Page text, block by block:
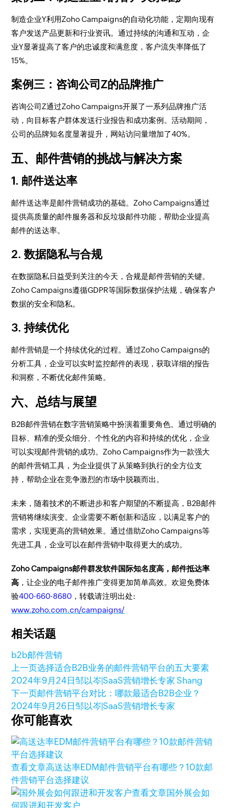
制造企业Y利用Zoho Campaigns的自动化功能，定期向现有
客户发送产品更新和行业资讯。通过持续的沟通和互动，企
业Y显著提高了客户的忠诚度和满意度，客户流失率降低了
15%。
案例三：咨询公司Z的品牌推广
咨询公司Z通过Zoho Campaigns开展了一系列品牌推广活
动，向目标客户群体发送行业报告和成功案例。活动期间，
公司的品牌知名度显著提升，网站访问量增加了40%。
五、邮件营销的挑战与解决方案
1. 邮件送达率
邮件送达率是邮件营销成功的基础。Zoho Campaigns通过
提供高质量的邮件服务器和反垃圾邮件功能，帮助企业提高
邮件的送达率。
2. 数据隐私与合规
在数据隐私日益受到关注的今天，合规是邮件营销的关键。
Zoho Campaigns遵循GDPR等国际数据保护法规，确保客户
数据的安全和隐私。
3. 持续优化
邮件营销是一个持续优化的过程。通过Zoho Campaigns的
分析工具，企业可以实时监控邮件的表现，获取详细的报告
和洞察，不断优化邮件策略。
六、总结与展望
B2B邮件营销在数字营销策略中扮演着重要角色。通过明确的
目标、精准的受众细分、个性化的内容和持续的优化，企业
可以实现邮件营销的成功。Zoho Campaigns作为一款强大
的邮件营销工具，为企业提供了从策略到执行的全方位支
持，帮助企业在竞争激烈的市场中脱颖而出。
未来，随着技术的不断进步和客户期望的不断提高，B2B邮件
营销将继续演变。企业需要不断创新和适应，以满足客户的
需求，实现更高的营销效果。通过借助Zoho Campaigns等
先进工具，企业可以在邮件营销中取得更大的成功。
Zoho Campaigns邮件群发软件国际知名度高，邮件抵达率
高 ，让企业的电子邮件推广变得更加简单高效。欢迎免费体
验400-660-8680 ，转载请注明出处:
www.zoho.com.cn/campaigns/
相关话题
b2b邮件营销
上一页选择适合B2B业务的邮件营销平台的五大要素
2024年9月24日邹以岑|SaaS营销增长专家 Shang
下一页邮件营销平台对比：哪款最适合B2B企业？
2024年9月26日邹以岑|SaaS营销增长专家
你可能喜欢
查看文章高送达率EDM邮件营销平台有哪些？10款邮
件营销平台选择建议
查看文章国外展会如
何跟进和开发客户